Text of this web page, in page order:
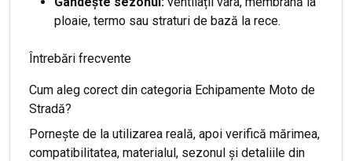
ploaie, termo sau straturi de bază la rece.
Întrebări frecvente
Cum aleg corect din categoria Echipamente Moto de
Stradă?
Pornește de la utilizarea reală, apoi verifică mărimea,
compatibilitatea, materialul, sezonul și detaliile din